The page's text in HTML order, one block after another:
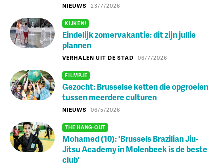
NIEUWS 23/7/2026
KIJKEN!
Eindelijk zomervakantie: dit zijn jullie
plannen
VERHALEN UIT DE STAD 06/7/2026
FILMPJE
Gezocht: Brusselse ketten die opgroeien
tussen meerdere culturen
NIEUWS 06/5/2026
THE HANG-OUT
Mohamed (10): 'Brussels Brazilian Jiu-
Jitsu Academy in Molenbeek is de beste
club'